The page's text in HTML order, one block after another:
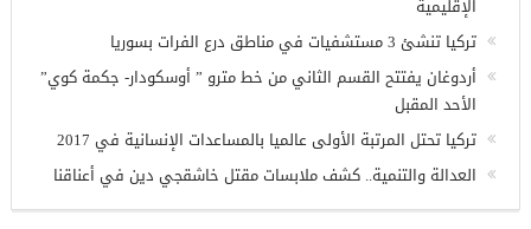
وزير الدفاع التركي يبحث مع نظيره الروسي القضايا الأمنية
الإقليمية
تركيا تنشئ 3 مستشفيات في مناطق درع الفرات بسوريا
أردوغان يفتتح القسم الثاني من خط مترو ” أوسكودار- جكمة كوي”
الأحد المقبل
تركيا تحتل المرتبة الأولى عالميا بالمساعدات الإنسانية في 2017
العدالة والتنمية.. كشف ملابسات مقتل خاشقجي دين في أعناقنا